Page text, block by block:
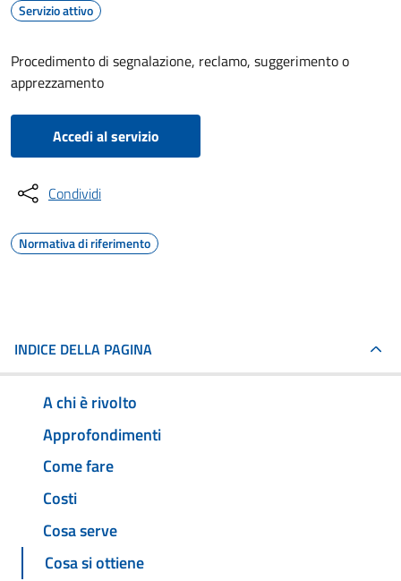
Servizio attivo
Procedimento di segnalazione, reclamo, suggerimento o
apprezzamento
Accedi al servizio
Condividi
Normativa di riferimento
INDICE DELLA PAGINA
A chi è rivolto
Approfondimenti
Come fare
Costi
Cosa serve
Cosa si ottiene